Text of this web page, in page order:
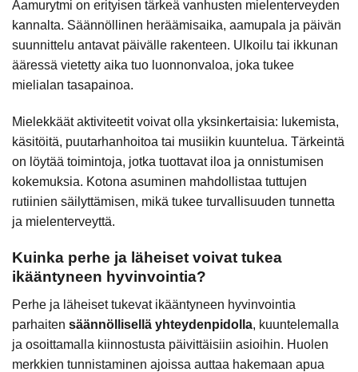
Aamurytmi on erityisen tärkeä vanhusten mielenterveyden
kannalta. Säännöllinen heräämisaika, aamupala ja päivän
suunnittelu antavat päivälle rakenteen. Ulkoilu tai ikkunan
ääressä vietetty aika tuo luonnonvaloa, joka tukee
mielialan tasapainoa.
Mielekkäät aktiviteetit voivat olla yksinkertaisia: lukemista,
käsitöitä, puutarhanhoitoa tai musiikin kuuntelua. Tärkeintä
on löytää toimintoja, jotka tuottavat iloa ja onnistumisen
kokemuksia. Kotona asuminen mahdollistaa tuttujen
rutiinien säilyttämisen, mikä tukee turvallisuuden tunnetta
ja mielenterveyttä.
Kuinka perhe ja läheiset voivat tukea
ikääntyneen hyvinvointia?
Perhe ja läheiset tukevat ikääntyneen hyvinvointia
parhaiten säännöllisellä yhteydenpidolla, kuuntelemalla
ja osoittamalla kiinnostusta päivittäisiin asioihin. Huolen
merkkien tunnistaminen ajoissa auttaa hakemaan apua